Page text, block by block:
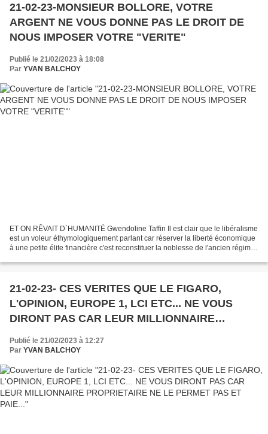
21-02-23-MONSIEUR BOLLORE, VOTRE
ARGENT NE VOUS DONNE PAS LE DROIT DE
NOUS IMPOSER VOTRE "VERITE"
Publié le 21/02/2023 à 18:08
Par YVAN BALCHOY
ET ON RÊVAIT D´HUMANITÉ Gwendoline Taffin Il est clair que le libéralisme
est un voleur éthymologiquement parlant car réserver la liberté économique
à une petite élite financière c'est reconstituer la noblesse de l'ancien régime.
21-02-23- CES VERITES QUE LE FIGARO,
L'OPINION, EUROPE 1, LCI ETC... NE VOUS
DIRONT PAS CAR LEUR MILLIONNAIRE
PROPRIETAIRE NE LE PERMET PAS ET PAIE...
Publié le 21/02/2023 à 12:27
Par YVAN BALCHOY